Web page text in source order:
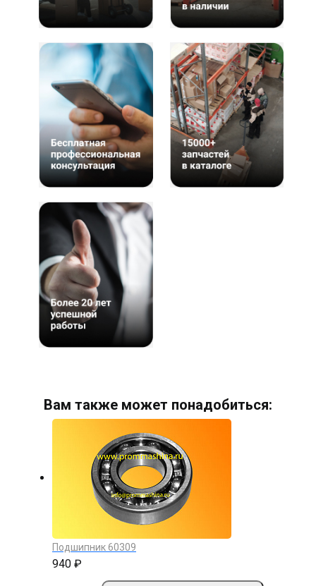
Вам также может понадобиться:
Подшипник 60309
940 ₽